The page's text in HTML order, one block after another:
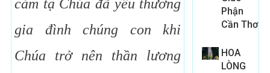
cảm tạ Chúa đã yêu thương
gia đình chúng con khi
Chúa trở nên thần lương
Phận
Cần Thơ
HOA
LÒNG